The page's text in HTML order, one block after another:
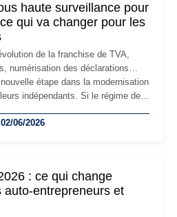
haute surveillance pour
qui va changer pour les
de la franchise de TVA,
numérisation des déclarations…
étape dans la modernisation
indépendants. Si le régime de
s'adapter à un environnement
02/06/2026
: ce qui change
auto-entrepreneurs et